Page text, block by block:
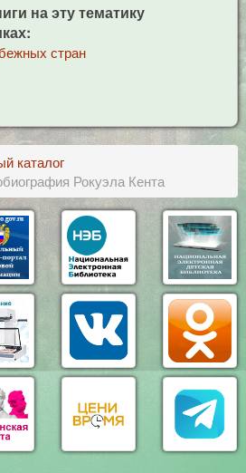
на эту тематику
стран
каталог
Рокуэла Кента